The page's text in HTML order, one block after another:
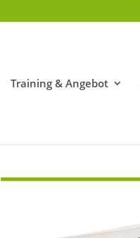
Training & Angebot